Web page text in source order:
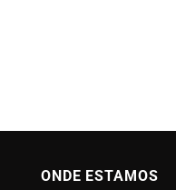
ONDE ESTAMOS